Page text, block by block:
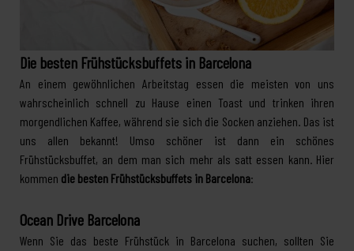
Die besten Frühstücksbuffets in Barcelona
An einem gewöhnlichen Arbeitstag essen die meisten von uns
wahrscheinlich schnell zu Hause einen Toast und trinken ihren
morgendlichen Kaffee, während sie sich die Socken anziehen. Das ist
uns allen bekannt! Umso schöner ist dann ein schönes
Frühstücksbuffet, an dem man sich mehr als satt essen kann. Hier
kommen die besten Frühstücksbuffets in Barcelona:
Ocean Drive Barcelona
Wenn Sie das beste Frühstück in Barcelona suchen, sollten Sie